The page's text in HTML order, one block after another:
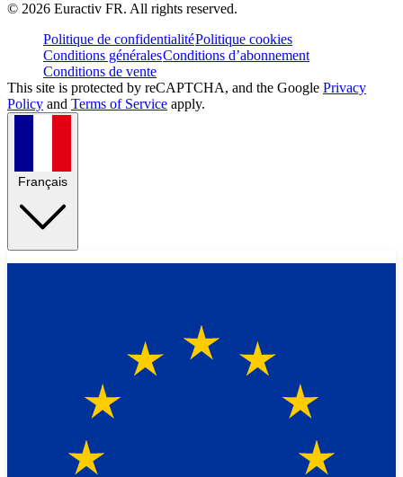
© 2026 Euractiv FR. All rights reserved.
Politique de confidentialitéPolitique cookies
Conditions généralesConditions d’abonnement
Conditions de vente
This site is protected by reCAPTCHA, and the Google Privacy
Policy and Terms of Service apply.
Français